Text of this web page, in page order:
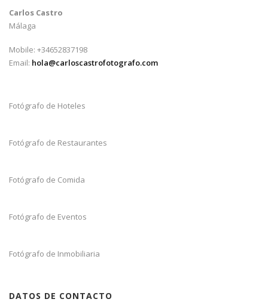
Carlos Castro
Málaga
Mobile: +34652837198
Email: hola@carloscastrofotografo.com
Fotógrafo de Hoteles
Fotógrafo de Restaurantes
Fotógrafo de Comida
Fotógrafo de Eventos
Fotógrafo de Inmobiliaria
DATOS DE CONTACTO